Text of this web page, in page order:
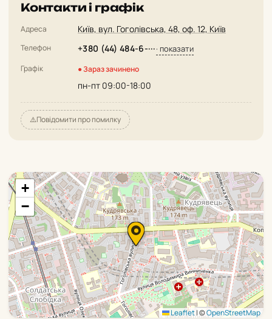
Контакти і графік
Адреса Київ, вул. Гоголівська, 48, оф. 12, Київ
Телефон +380 (44) 484-6-···· показати
Графік ● Зараз зачинено
пн-пт 09:00-18:00
⚠️Повідомити про помилку
+
−
Leaflet|©OpenStreetMap